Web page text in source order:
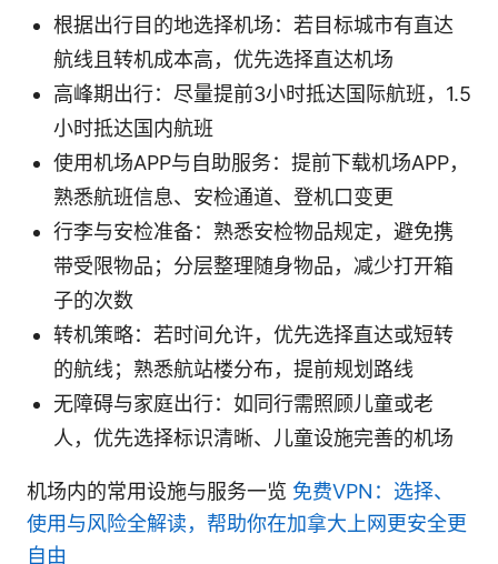
根据出行目的地选择机场：若目标城市有直达
航线且转机成本高，优先选择直达机场
高峰期出行：尽量提前3小时抵达国际航班，1.5
小时抵达国内航班
使用机场APP与自助服务：提前下载机场APP，
熟悉航班信息、安检通道、登机口变更
行李与安检准备：熟悉安检物品规定，避免携
带受限物品；分层整理随身物品，减少打开箱
子的次数
转机策略：若时间允许，优先选择直达或短转
的航线；熟悉航站楼分布，提前规划路线
无障碍与家庭出行：如同行需照顾儿童或老
人，优先选择标识清晰、儿童设施完善的机场
机场内的常用设施与服务一览 免费VPN：选择、
使用与风险全解读，帮助你在加拿大上网更安全更
自由